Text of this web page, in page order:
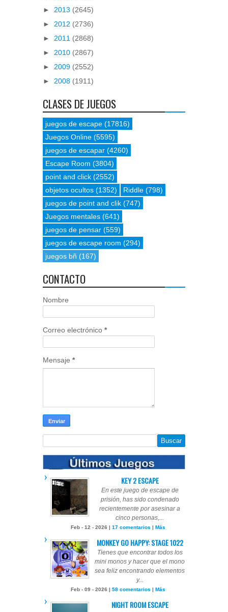
► 2013 (2645)
► 2012 (2736)
► 2011 (2868)
► 2010 (2867)
► 2009 (2552)
► 2008 (1911)
CLASES DE JUEGOS
juegos de escape (17816)
Juegos Online (5595)
juegos de escapar (4260)
Escape Room (3804)
point and click (2552)
objetos ocultos (1352) Riddle (798)
juegos de point and clik (747)
Juegos mentales (641)
juegos de pensar (559)
juegos de escape room (294)
juegos bñ (167)
CONTACTO
Nombre
Correo electrónico *
Mensaje *
KEY 2 ESCAPE
En este juego de escape de
prisión, has sido condenado
recientemente por asesinar a
cinco personas,...
Feb - 12 - 2026 | 17 comentarios Más
MONKEY GO HAPPY: STAGE 1022
Tienes que encontrar todos los
mini monos y hacer que el mono
sea feliz encontrando elementos
y...
Feb - 09 - 2026 | 58 comentarios Más
NIGHT ROOM ESCAPE